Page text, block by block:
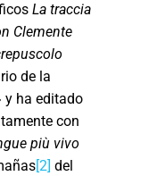
La traccia
Clemente
de la
y ha editado
con
più vivo
[2] del